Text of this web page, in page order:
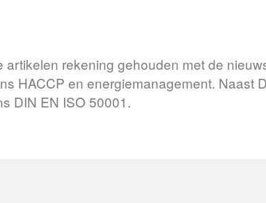
rekening gehouden met de
HACCP en energiemanagement. Naast
DIN EN ISO 50001.